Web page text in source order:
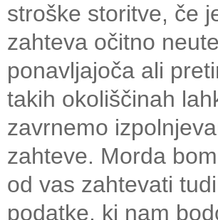
stroške storitve, če
zahteva očitno
ponavljajoča ali
takih okoliščinah
zavrnemo
zahteve. Morda
od vas zahtevati
podatke, ki nam